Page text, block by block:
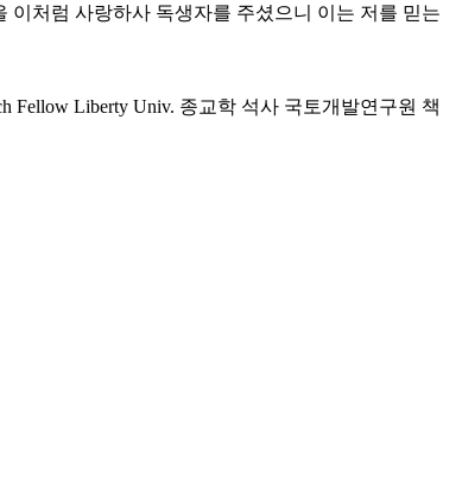
처럼 사랑하사 독생자를 주셨으니 이는 저를 믿는
Fellow Liberty Univ. 종교학 석사 국토개발연구원 책